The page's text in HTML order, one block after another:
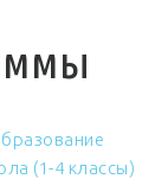
(1-4 классы)